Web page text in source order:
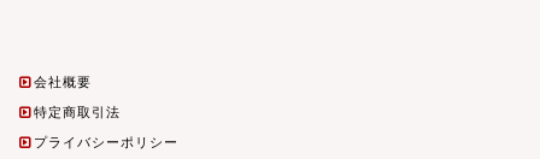
会社概要
特定商取引法
プライバシーポリシー